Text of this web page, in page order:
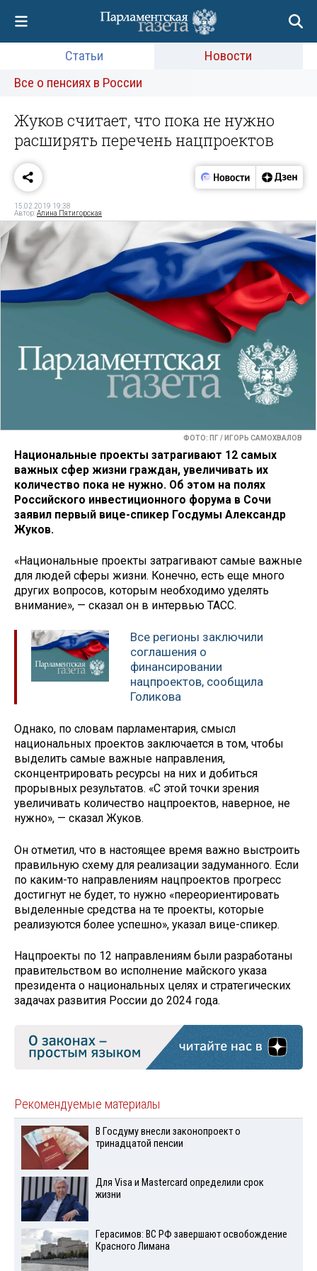
Статьи
Новости
Все о пенсиях в России
Жуков считает, что пока не нужно
расширять перечень нацпроектов
15.02.2019 19:38
Автор:Алина Пятигорская
ФОТО: ПГ / ИГОРЬ САМОХВАЛОВ
Национальные проекты затрагивают 12 самых
важных сфер жизни граждан, увеличивать их
количество пока не нужно. Об этом на полях
Российского инвестиционного форума в Сочи
заявил первый вице-спикер Госдумы Александр
Жуков.
«Национальные проекты затрагивают самые важные
для людей сферы жизни. Конечно, есть еще много
других вопросов, которым необходимо уделять
внимание», — сказал он в интервью ТАСС.
Все регионы заключили
соглашения о
финансировании
нацпроектов, сообщила
Голикова
Однако, по словам парламентария, смысл
национальных проектов заключается в том, чтобы
выделить самые важные направления,
сконцентрировать ресурсы на них и добиться
прорывных результатов. «С этой точки зрения
увеличивать количество нацпроектов, наверное, не
нужно», — сказал Жуков.
Он отметил, что в настоящее время важно выстроить
правильную схему для реализации задуманного. Если
по каким-то направлениям нацпроектов прогресс
достигнут не будет, то нужно «переориентировать
выделенные средства на те проекты, которые
реализуются более успешно», указал вице-спикер.
Нацпроекты по 12 направлениям были разработаны
правительством во исполнение майского указа
президента о национальных целях и стратегических
задачах развития России до 2024 года.
Рекомендуемые материалы
В Госдуму внесли законопроект о
тринадцатой пенсии
Для Visа и Mastercard определили срок
жизни
Герасимов: ВС РФ завершают освобождение
Красного Лимана